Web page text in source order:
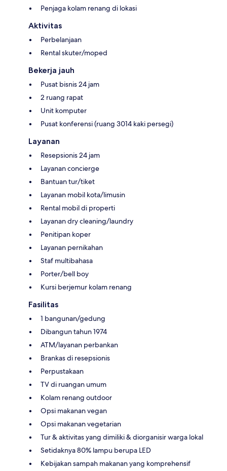
Penjaga kolam renang di lokasi
Aktivitas
Perbelanjaan
Rental skuter/moped
Bekerja jauh
Pusat bisnis 24 jam
2 ruang rapat
Unit komputer
Pusat konferensi (ruang 3014 kaki persegi)
Layanan
Resepsionis 24 jam
Layanan concierge
Bantuan tur/tiket
Layanan mobil kota/limusin
Rental mobil di properti
Layanan dry cleaning/laundry
Penitipan koper
Layanan pernikahan
Staf multibahasa
Porter/bell boy
Kursi berjemur kolam renang
Fasilitas
1 bangunan/gedung
Dibangun tahun 1974
ATM/layanan perbankan
Brankas di resepsionis
Perpustakaan
TV di ruangan umum
Kolam renang outdoor
Opsi makanan vegan
Opsi makanan vegetarian
Tur & aktivitas yang dimiliki & diorganisir warga lokal
Setidaknya 80% lampu berupa LED
Kebijakan sampah makanan yang komprehensif